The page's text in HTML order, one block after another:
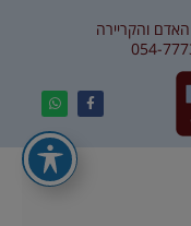
והקריירה
054-